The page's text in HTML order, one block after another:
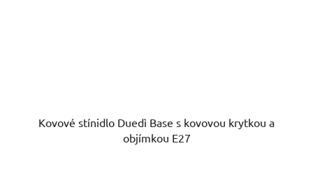
Kovové stínidlo Duedì Base s kovovou krytkou a
objímkou E27